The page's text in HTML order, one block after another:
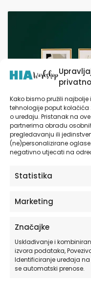
Kako bismo pružili
tehnologije poput
o uređaju. Pristanak na
partnerima obradu
pregledavanju ili
(ne)personalizirane
negativno utjecati na
Statistika
Marketing
Značajke
Usklađivanje i
izvora podataka,
Identificiranje uređaja
se automatski prenose.
Kako Galerija
Vaš Prostor –
Uređenje zidova